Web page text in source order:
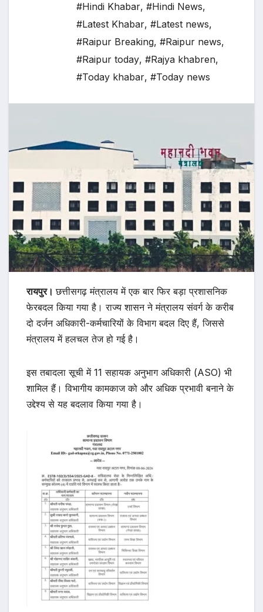
#Hindi Khabar, #Hindi News,
#Latest Khabar, #Latest news,
#Raipur Breaking, #Raipur news,
#Raipur today, #Rajya khabren,
#Today khabar, #Today news
रायपुर।छत्तीसगढ़ मंत्रालय में एक बार फिर बड़ा प्रशासनिक
फेरबदल किया गया है। राज्य शासन ने मंत्रालय संवर्ग के करीब
दो दर्जन अधिकारी-कर्मचारियों के विभाग बदल दिए हैं, जिससे
मंत्रालय में हलचल तेज हो गई है।
इस तबादला सूची में 11 सहायक अनुभाग अधिकारी (ASO) भी
शामिल हैं। विभागीय कामकाज को और अधिक प्रभावी बनाने के
उद्देश्य से यह बदलाव किया गया है।